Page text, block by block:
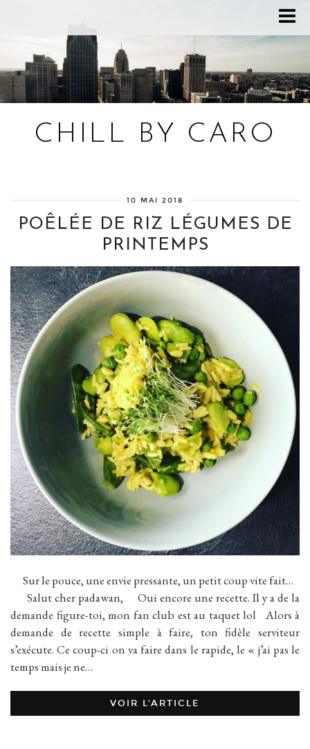
CHILL BY CARO
10 MAI 2018
POÊLÉE DE RIZ LÉGUMES DE
PRINTEMPS
Sur le pouce, une envie pressante, un petit coup vite fait…
Salut cher padawan, Oui encore une recette. Il y a de la
demande figure-toi, mon fan club est au taquet lol Alors à
demande de recette simple à faire, ton fidèle serviteur
s’exécute. Ce coup-ci on va faire dans le rapide, le « j’ai pas le
temps mais je ne…
VOIR L’ARTICLE